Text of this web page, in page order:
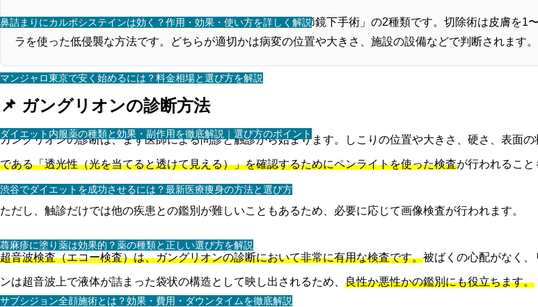
鼻詰まりにカルボシステインは効く？作用・効果・使い方を詳しく解説
マンジャロ東京で安く始めるには？料金相場と選び方を解説
ダイエット内服薬の種類と効果・副作用を徹底解説｜選び方のポイント
渋谷でダイエットを成功させるには？最新医療痩身の方法と選び方
蕁麻疹に塗り薬は効果的？薬の種類と正しい選び方を解説
サブシジョン全顔施術とは？効果・費用・ダウンタイムを徹底解説
ガングリオンの手術は主に「切除術（開放手術）」と「関節鏡下手術」の2種類です。切除術は皮膚を
ラを使った低侵襲な方法です。どちらが適切かは病変の位置や大きさ、施設の設備などで判断されます。
📌 ガングリオンの診断方法
ガングリオンの診断は、まず医師による問診と触診から始まります。しこりの位置や大きさ、硬さ、表面
である「透光性（光を当てると透けて見える）」を確認するためにペンライトを使った検査が行われること
ただし、触診だけでは他の疾患との鑑別が難しいこともあるため、必要に応じて画像検査が行われます。
超音波検査（エコー検査）は、ガングリオンの診断において非常に有用な検査です。被ばくの心配がなく
ンは超音波上で液体が詰まった袋状の構造として映し出されるため、 良性か悪性かの鑑別にも役立ちます。